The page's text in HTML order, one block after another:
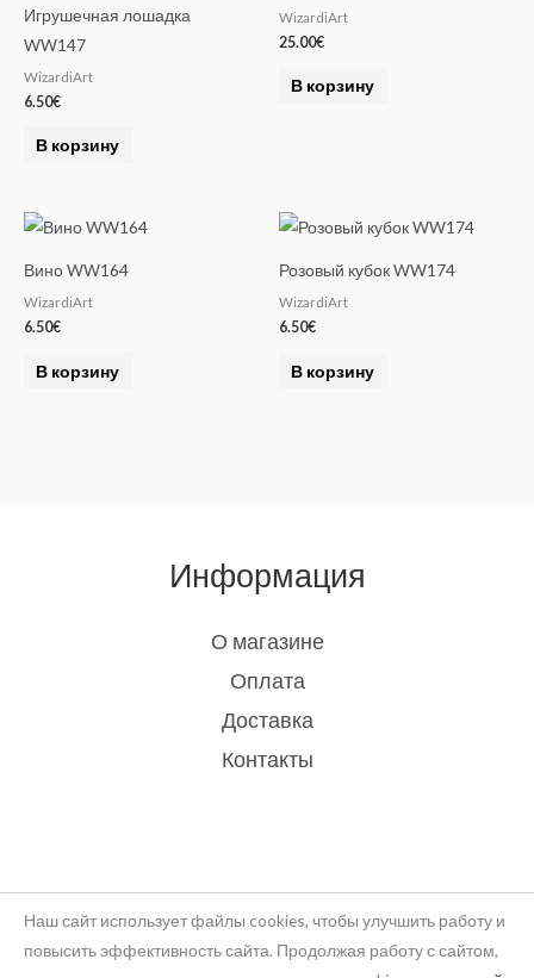
i
v
e
:
Игрушечная лошадка
WW147
WizardiArt
6.50€
В корзину
WizardiArt
25.00€
В корзину
Вино WW164
WizardiArt
6.50€
В корзину
Розовый кубок WW174
WizardiArt
6.50€
В корзину
Информация
О магазине
Оплата
Доставка
Контакты
Наш сайт использует файлы cookies, чтобы улучшить работу и
повысить эффективность сайта. Продолжая работу с сайтом,